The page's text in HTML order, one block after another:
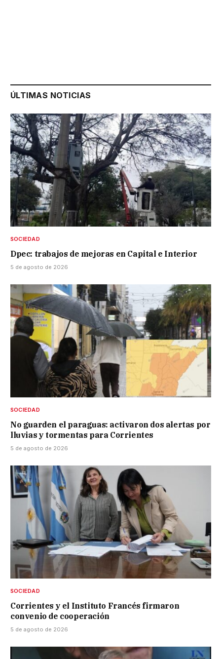
ÚLTIMAS NOTICIAS
SOCIEDAD
Dpec: trabajos de mejoras en Capital e Interior
5 de agosto de 2026
SOCIEDAD
No guarden el paraguas: activaron dos alertas por
lluvias y tormentas para Corrientes
5 de agosto de 2026
SOCIEDAD
Corrientes y el Instituto Francés firmaron
convenio de cooperación
5 de agosto de 2026